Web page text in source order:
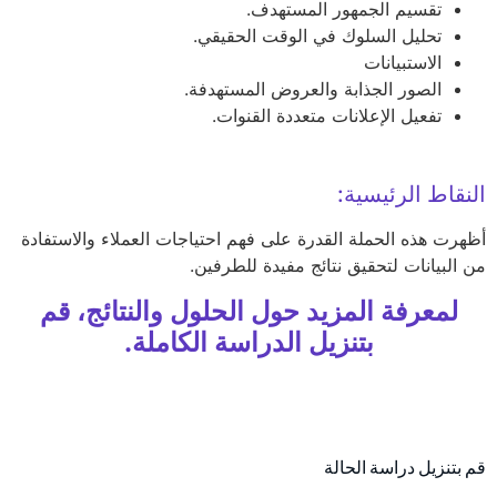
تقسيم الجمهور المستهدف.
تحليل السلوك في الوقت الحقيقي.
الاستبيانات
الصور الجذابة والعروض المستهدفة.
تفعيل الإعلانات متعددة القنوات.
النقاط الرئيسية:
أظهرت هذه الحملة القدرة على فهم احتياجات العملاء والاستفادة
من البيانات لتحقيق نتائج مفيدة للطرفين.
لمعرفة المزيد حول الحلول والنتائج، قم
بتنزيل الدراسة الكاملة.
قم بتنزيل دراسة الحالة